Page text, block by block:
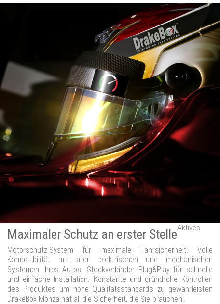
Maximaler Schutz an erster StelleAktives
Motorschutz-System für maximale Fahrsicherheit. Volle
Kompatibilität mit allen elektrischen und mechanischen
Systemen Ihres Autos. Steckverbinder Plug&Play für schnelle
und einfache Installation. Konstante und gründliche Kontrollen
des Produktes um hohe Qualitätsstandards zu gewährleisten
DrakeBox Monza hat all die Sicherheit, die Sie brauchen.